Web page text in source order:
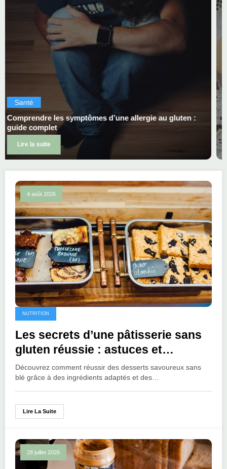
gluten :
Santé
7 signes qui révèlent une intolérance au gluten
Lire la suite
4 août 2026
NUTRITION
Les secrets d’une pâtisserie sans
gluten réussie : astuces et
ingrédients clés
Découvrez comment réussir des desserts savoureux sans
blé grâce à des ingrédients adaptés et des…
Lire La Suite
28 juillet 2026